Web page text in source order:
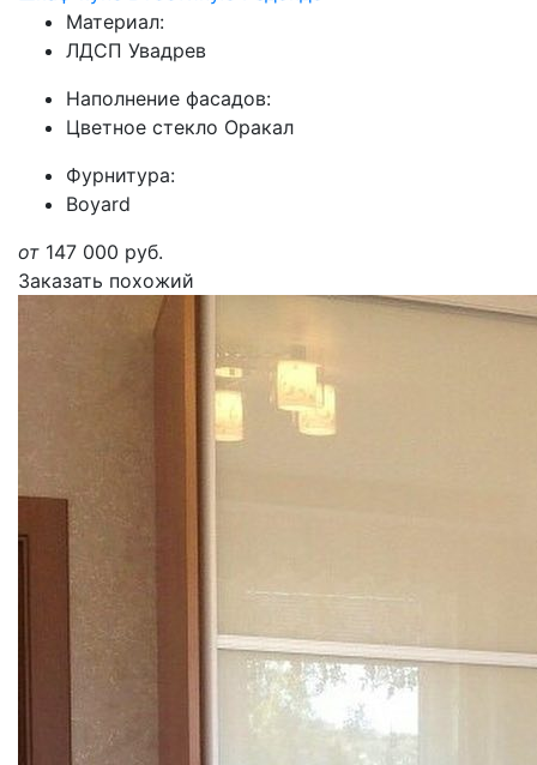
Материал:
ЛДСП Увадрев
Наполнение фасадов:
Цветное стекло Оракал
Фурнитура:
Boyard
от 147 000 руб.
Заказать похожий